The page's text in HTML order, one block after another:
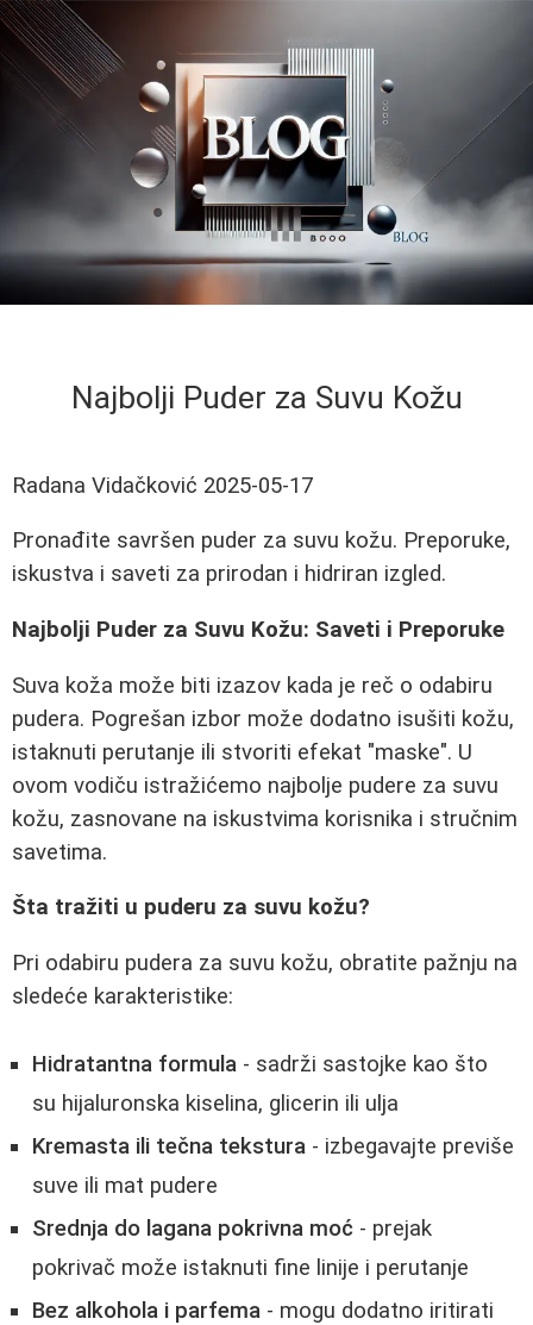
Najbolji Puder za Suvu Kožu
Radana Vidačković 2025-05-17
Pronađite savršen puder za suvu kožu. Preporuke,
iskustva i saveti za prirodan i hidriran izgled.
Najbolji Puder za Suvu Kožu: Saveti i Preporuke
Suva koža može biti izazov kada je reč o odabiru
pudera. Pogrešan izbor može dodatno isušiti kožu,
istaknuti perutanje ili stvoriti efekat "maske". U
ovom vodiču istražićemo najbolje pudere za suvu
kožu, zasnovane na iskustvima korisnika i stručnim
savetima.
Šta tražiti u puderu za suvu kožu?
Pri odabiru pudera za suvu kožu, obratite pažnju na
sledeće karakteristike:
Hidratantna formula - sadrži sastojke kao što
su hijaluronska kiselina, glicerin ili ulja
Kremasta ili tečna tekstura - izbegavajte previše
suve ili mat pudere
Srednja do lagana pokrivna moć - prejak
pokrivač može istaknuti fine linije i perutanje
Bez alkohola i parfema - mogu dodatno iritirati